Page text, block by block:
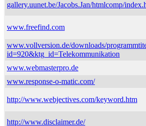
gallery.uunet.be/Jacobs.Jan/htmlcomp/
www.freefind.com
www.vollversion.de/downloads/
id=920&ktg_id=Telekommunikation
www.webmasterpro.de
www.response-o-matic.com/
http://www.webjectives.com/keyword.htm
http://www.disclaimer.de/